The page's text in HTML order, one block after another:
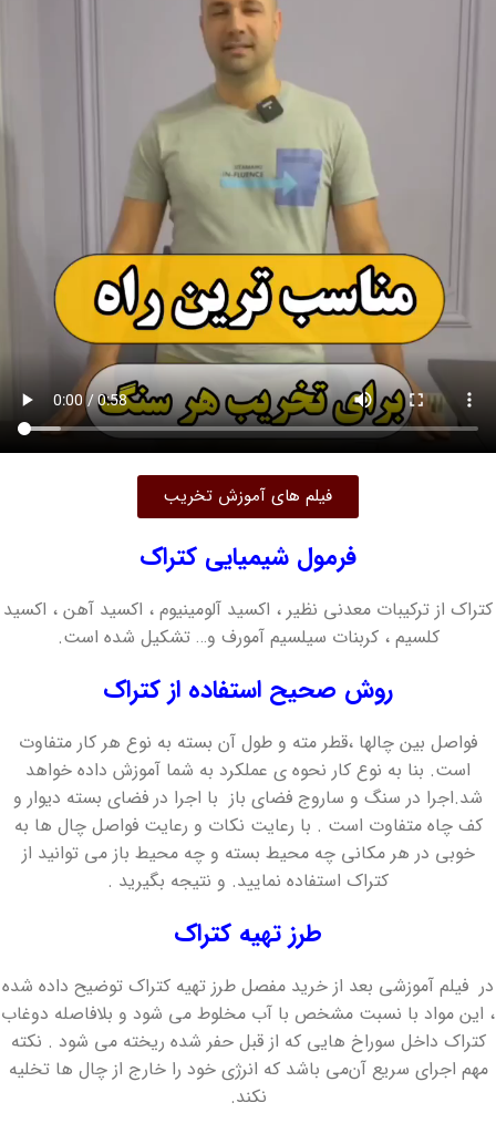
فیلم های آموزش تخریب
فرمول شیمیایی کتراک
کتراک از ترکیبات معدنی نظیر ، اکسید آلومینیوم ، اکسید آهن ، اکسید
کلسیم ، کربنات سیلسیم آمورف و… تشکیل شده است.
روش صحیح استفاده از کتراک
فواصل بین چالها ،قطر مته و طول آن بسته به نوع هر کار متفاوت
است. بنا به نوع کار نحوه ی عملکرد به شما آموزش داده خواهد
شد.اجرا در سنگ و ساروج فضای باز با اجرا در فضای بسته دیوار و
کف چاه متفاوت است . با رعایت نکات و رعایت فواصل چال ها به
خوبی در هر مکانی چه محیط بسته و چه محیط باز می توانید از
کتراک استفاده نمایید. و نتیجه بگیرید .
طرز تهیه کتراک
در فیلم آموزشی بعد از خرید مفصل طرز تهیه کتراک توضیح داده شده
، این مواد با نسبت مشخص با آب مخلوط می شود و بلافاصله دوغاب
کتراک داخل سوراخ هایی که از قبل حفر شده ریخته می شود . نکته
مهم اجرای سریع آن‌می باشد که انرژی خود را خارج از چال ها تخلیه
نکند.